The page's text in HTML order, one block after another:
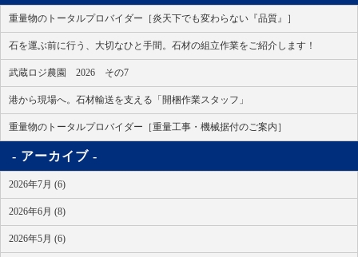
重量物のトータルプロバイダー［炎天下でも変わらない『品質』］
石を運ぶ前に行う、大切なひと手間。石材の組立作業をご紹介します！
武蔵ロジ農園 2026 その7
港から現場へ。石材輸送を支える「開梱作業スタッフ」
重量物のトータルプロバイダー［重量工事・機械据付のご案内］
アーカイブ
2026年7月 (6)
2026年6月 (8)
2026年5月 (6)